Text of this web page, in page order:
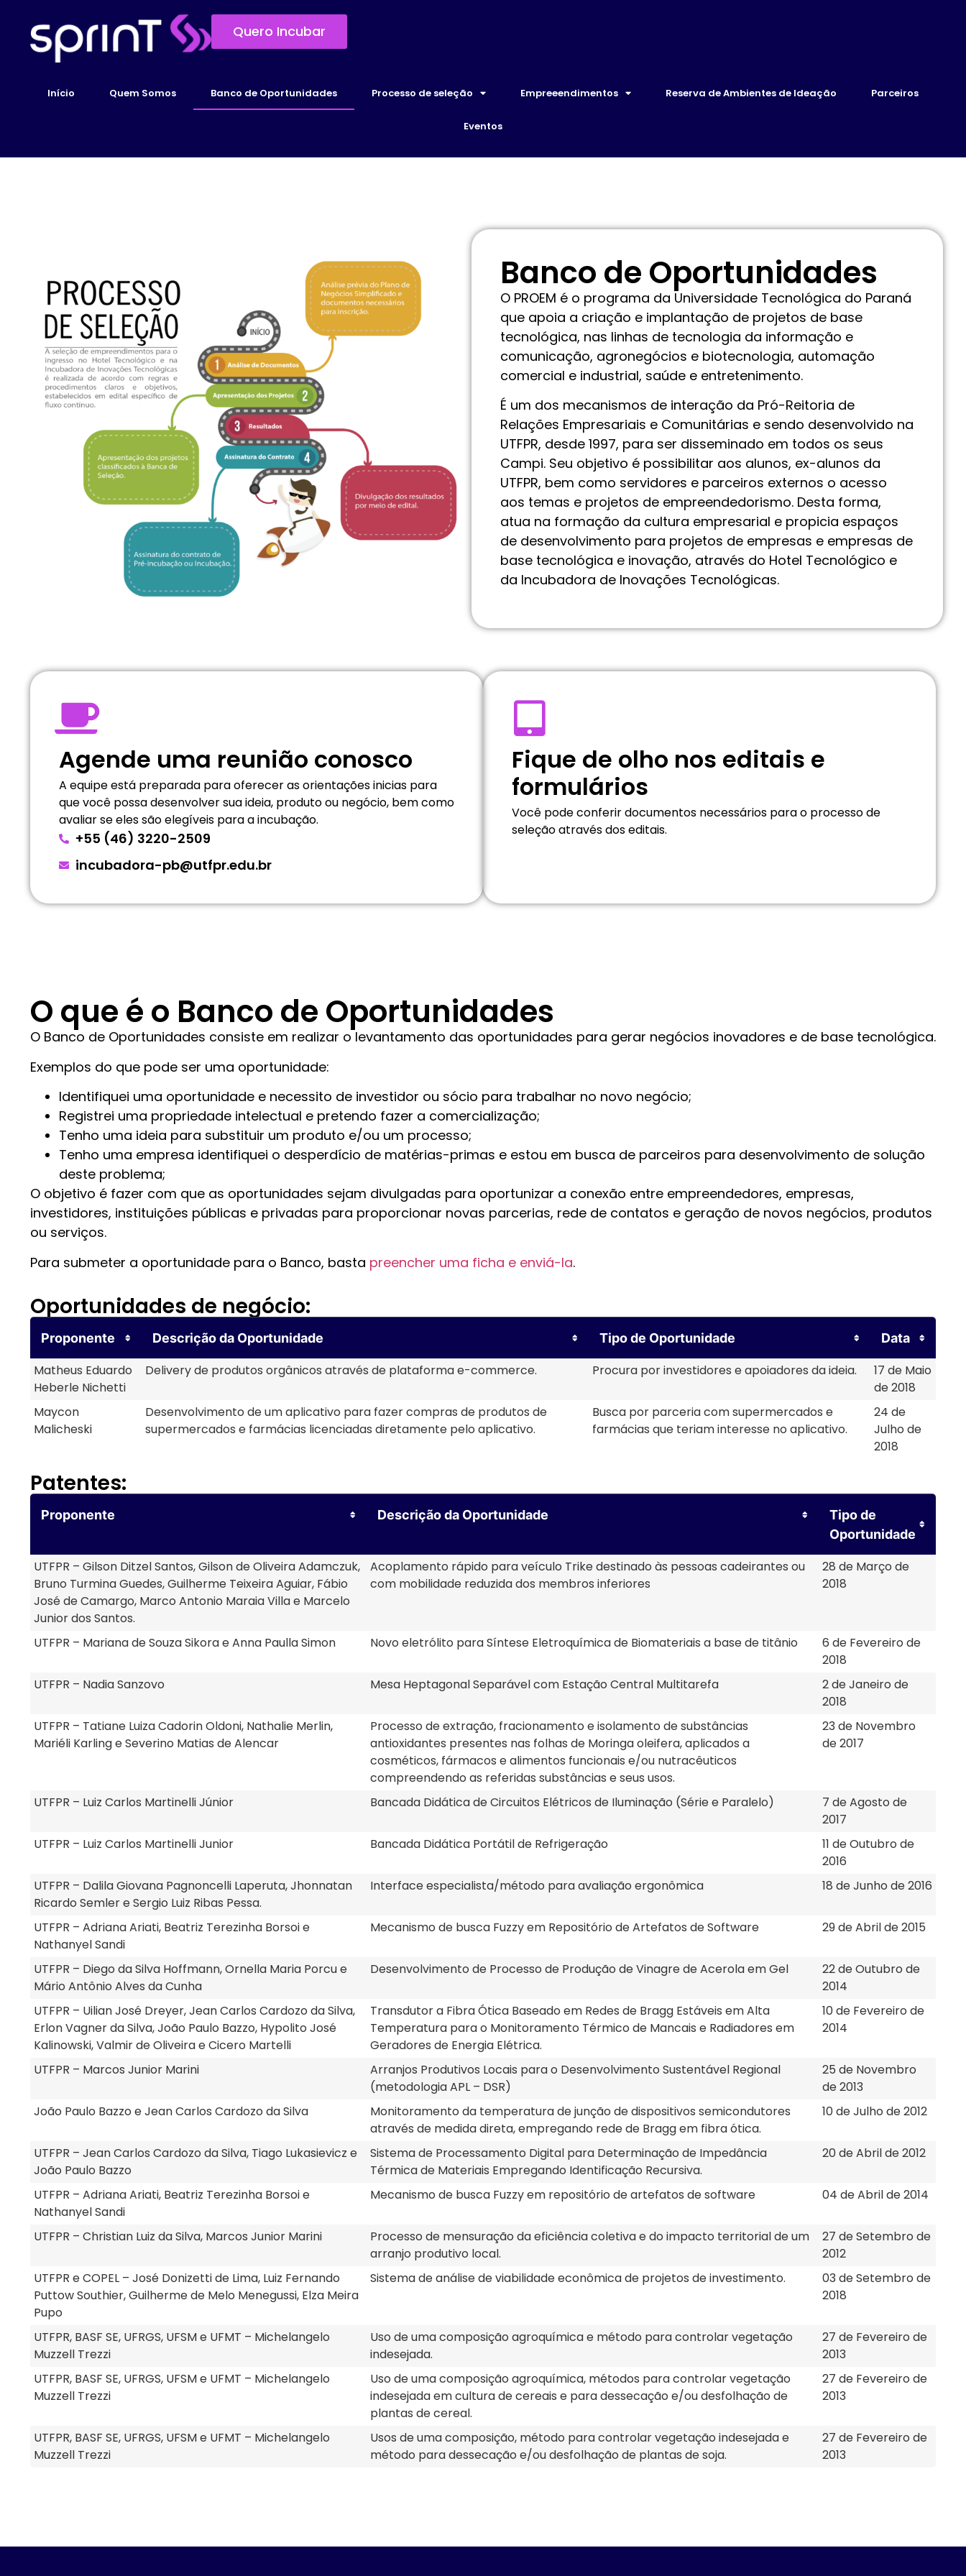
Quero Incubar
Início Quem Somos Banco de Oportunidades Processo de seleção Empreeendimentos Reserva de Ambientes de Ideação Parceiros
Eventos
Banco de Oportunidades
O PROEM é o programa da Universidade Tecnológica do Paraná
que apoia a criação e implantação de projetos de base
tecnológica, nas linhas de tecnologia da informação e
comunicação, agronegócios e biotecnologia, automação
comercial e industrial, saúde e entretenimento.
É um dos mecanismos de interação da Pró-Reitoria de
Relações Empresariais e Comunitárias e sendo desenvolvido na
UTFPR, desde 1997, para ser disseminado em todos os seus
Campi. Seu objetivo é possibilitar aos alunos, ex-alunos da
UTFPR, bem como servidores e parceiros externos o acesso
aos temas e projetos de empreendedorismo. Desta forma,
atua na formação da cultura empresarial e propicia espaços
de desenvolvimento para projetos de empresas e empresas de
base tecnológica e inovação, através do Hotel Tecnológico e
da Incubadora de Inovações Tecnológicas.
Agende uma reunião conosco
A equipe está preparada para oferecer as orientações inicias para
que você possa desenvolver sua ideia, produto ou negócio, bem como
avaliar se eles são elegíveis para a incubação.
+55 (46) 3220-2509
incubadora-pb@utfpr.edu.br
Fique de olho nos editais e
formulários
Você pode conferir documentos necessários para o processo de
seleção através dos editais.
O que é o Banco de Oportunidades
O Banco de Oportunidades consiste em realizar o levantamento das oportunidades para gerar negócios inovadores e de base tecnológica.
Exemplos do que pode ser uma oportunidade:
Identifiquei uma oportunidade e necessito de investidor ou sócio para trabalhar no novo negócio;
Registrei uma propriedade intelectual e pretendo fazer a comercialização;
Tenho uma ideia para substituir um produto e/ou um processo;
Tenho uma empresa identifiquei o desperdício de matérias-primas e estou em busca de parceiros para desenvolvimento de solução
deste problema;
O objetivo é fazer com que as oportunidades sejam divulgadas para oportunizar a conexão entre empreendedores, empresas,
investidores, instituições públicas e privadas para proporcionar novas parcerias, rede de contatos e geração de novos negócios, produtos
ou serviços.
Para submeter a oportunidade para o Banco, basta preencher uma ficha e enviá-la.
Oportunidades de negócio:
Proponente Descrição da Oportunidade Tipo de Oportunidade Data
Matheus Eduardo
Heberle Nichetti
Delivery de produtos orgânicos através de plataforma e-commerce. Procura por investidores e apoiadores da ideia.
17 de Maio
de 2018
Maycon
Malicheski
Desenvolvimento de um aplicativo para fazer compras de produtos de
supermercados e farmácias licenciadas diretamente pelo aplicativo.
Busca por parceria com supermercados e
farmácias que teriam interesse no aplicativo.
24 de
Julho de
2018
Patentes:
Proponente Descrição da Oportunidade
Tipo de
Oportunidade
UTFPR – Gilson Ditzel Santos, Gilson de Oliveira Adamczuk,
Bruno Turmina Guedes, Guilherme Teixeira Aguiar, Fábio
José de Camargo, Marco Antonio Maraia Villa e Marcelo
Junior dos Santos.
Acoplamento rápido para veículo Trike destinado às pessoas cadeirantes ou
com mobilidade reduzida dos membros inferiores
28 de Março de
2018
UTFPR – Mariana de Souza Sikora e Anna Paulla Simon Novo eletrólito para Síntese Eletroquímica de Biomateriais a base de titânio
6 de Fevereiro de
2018
UTFPR – Nadia Sanzovo
Mesa Heptagonal Separável com Estação Central Multitarefa
2 de Janeiro de
2018
UTFPR – Tatiane Luiza Cadorin Oldoni, Nathalie Merlin,
Mariéli Karling e Severino Matias de Alencar
Processo de extração, fracionamento e isolamento de substâncias
antioxidantes presentes nas folhas de Moringa oleifera, aplicados a
cosméticos, fármacos e alimentos funcionais e/ou nutracêuticos
compreendendo as referidas substâncias e seus usos.
23 de Novembro
de 2017
UTFPR – Luiz Carlos Martinelli Júnior Bancada Didática de Circuitos Elétricos de Iluminação (Série e Paralelo)
7 de Agosto de
2017
UTFPR – Luiz Carlos Martinelli Junior
Bancada Didática Portátil de Refrigeração
11 de Outubro de
2016
UTFPR – Dalila Giovana Pagnoncelli Laperuta, Jhonnatan
Ricardo Semler e Sergio Luiz Ribas Pessa.
Interface especialista/método para avaliação ergonômica 18 de Junho de 2016
UTFPR – Adriana Ariati, Beatriz Terezinha Borsoi e
Nathanyel Sandi
Mecanismo de busca Fuzzy em Repositório de Artefatos de Software 29 de Abril de 2015
UTFPR – Diego da Silva Hoffmann, Ornella Maria Porcu e
Mário Antônio Alves da Cunha
Desenvolvimento de Processo de Produção de Vinagre de Acerola em Gel
22 de Outubro de
2014
UTFPR – Uilian José Dreyer, Jean Carlos Cardozo da Silva,
Erlon Vagner da Silva, João Paulo Bazzo, Hypolito José
Kalinowski, Valmir de Oliveira e Cicero Martelli
Transdutor a Fibra Ótica Baseado em Redes de Bragg Estáveis em Alta
Temperatura para o Monitoramento Térmico de Mancais e Radiadores em
Geradores de Energia Elétrica.
10 de Fevereiro de
2014
UTFPR – Marcos Junior Marini
Arranjos Produtivos Locais para o Desenvolvimento Sustentável Regional
(metodologia APL – DSR)
25 de Novembro
de 2013
João Paulo Bazzo e Jean Carlos Cardozo da Silva
Monitoramento da temperatura de junção de dispositivos semicondutores
através de medida direta, empregando rede de Bragg em fibra ótica.
10 de Julho de 2012
UTFPR – Jean Carlos Cardozo da Silva, Tiago Lukasievicz e
João Paulo Bazzo
Sistema de Processamento Digital para Determinação de Impedância
Térmica de Materiais Empregando Identificação Recursiva.
20 de Abril de 2012
UTFPR – Adriana Ariati, Beatriz Terezinha Borsoi e
Nathanyel Sandi
Mecanismo de busca Fuzzy em repositório de artefatos de software 04 de Abril de 2014
UTFPR – Christian Luiz da Silva, Marcos Junior Marini
Processo de mensuração da eficiência coletiva e do impacto territorial de um
arranjo produtivo local.
27 de Setembro de
2012
UTFPR e COPEL – José Donizetti de Lima, Luiz Fernando
Puttow Southier, Guilherme de Melo Menegussi, Elza Meira
Pupo
Sistema de análise de viabilidade econômica de projetos de investimento.
03 de Setembro de
2018
UTFPR, BASF SE, UFRGS, UFSM e UFMT – Michelangelo
Muzzell Trezzi
Uso de uma composição agroquímica e método para controlar vegetação
indesejada.
27 de Fevereiro de
2013
UTFPR, BASF SE, UFRGS, UFSM e UFMT – Michelangelo
Muzzell Trezzi
Uso de uma composição agroquímica, métodos para controlar vegetação
indesejada em cultura de cereais e para dessecação e/ou desfolhação de
plantas de cereal.
27 de Fevereiro de
2013
UTFPR, BASF SE, UFRGS, UFSM e UFMT – Michelangelo
Muzzell Trezzi
Usos de uma composição, método para controlar vegetação indesejada e
método para dessecação e/ou desfolhação de plantas de soja.
27 de Fevereiro de
2013